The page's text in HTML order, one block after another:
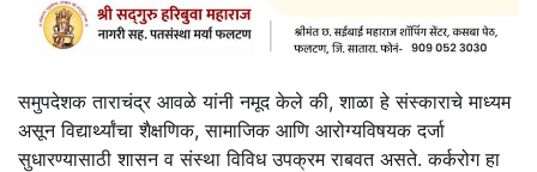
समुपदेशक ताराचंद्र आवळे यांनी नमूद केले की, शाळा हे संस्काराचे माध्यम
असून विद्यार्थ्यांचा शैक्षणिक, सामाजिक आणि आरोग्यविषयक दर्जा
सुधारण्यासाठी शासन व संस्था विविध उपक्रम राबवत असते. कर्करोग हा